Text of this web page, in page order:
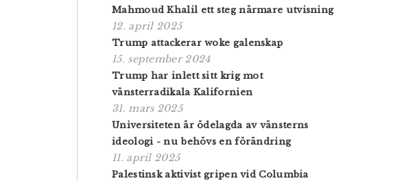
Mahmoud Khalil ett steg närmare utvisning
12. april 2025
Trump attackerar woke galenskap
15. september 2024
Trump har inlett sitt krig mot
vänsterradikala Kalifornien
31. mars 2025
Universiteten är ödelagda av vänsterns
ideologi - nu behövs en förändring
11. april 2025
Palestinsk aktivist gripen vid Columbia